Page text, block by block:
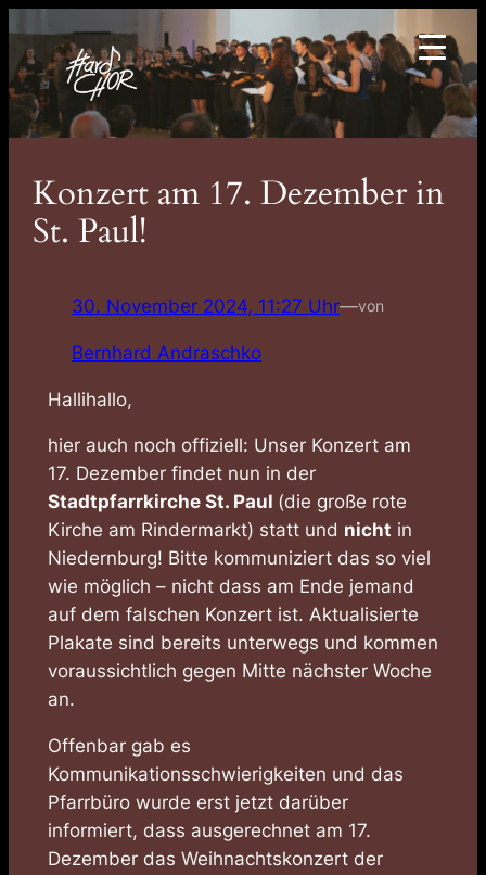
Inhalt
springen
Konzert am 17. Dezember in
St. Paul!
30. November 2024, 11:27 Uhr—von
Bernhard Andraschko
Hallihallo,
hier auch noch offiziell: Unser Konzert am
17. Dezember findet nun in der
Stadtpfarrkirche St. Paul (die große rote
Kirche am Rindermarkt) statt und nicht in
Niedernburg! Bitte kommuniziert das so viel
wie möglich – nicht dass am Ende jemand
auf dem falschen Konzert ist. Aktualisierte
Plakate sind bereits unterwegs und kommen
voraussichtlich gegen Mitte nächster Woche
an.
Offenbar gab es
Kommunikationsschwierigkeiten und das
Pfarrbüro wurde erst jetzt darüber
informiert, dass ausgerechnet am 17.
Dezember das Weihnachtskonzert der